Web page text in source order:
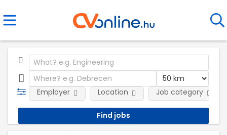
Employer Location Job category